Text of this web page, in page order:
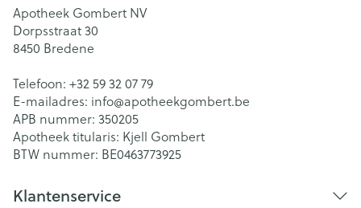
Apotheek Gombert NV
Dorpsstraat 30
8450 Bredene
Telefoon: +32 59 32 07 79
E-mailadres: info@apotheekgombert.be
APB nummer: 350205
Apotheek titularis: Kjell Gombert
BTW nummer: BE0463773925
Klantenservice